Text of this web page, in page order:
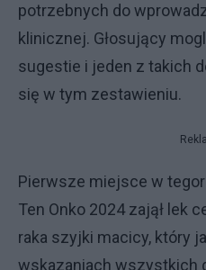
potrzebnych do
klinicznej. Głosujący
sugestie i jeden z takich
się w tym zestawieniu.
Pierwsze miejsce w
Ten Onko 2024 zajął lek
raka szyjki macicy, który
wskazaniach wszystkich